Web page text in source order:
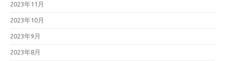
2023年11月
2023年10月
2023年9月
2023年8月